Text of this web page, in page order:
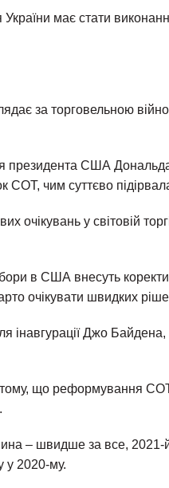
має стати
за торговельною
президента США
чим суттєво підірвала
очікувань у світовій
в США внесуть
очікувати швидких
інавгурації Джо Байдена,
що реформування
– швидше за все, 2021-й
у 2020-му.